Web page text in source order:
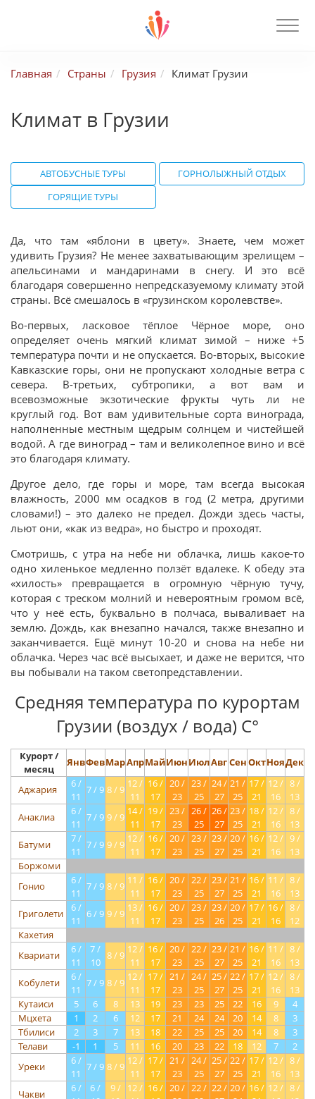
Главная Страны Грузия Климат Грузии
Климат в Грузии
АВТОБУСНЫЕ ТУРЫ
ГОРНОЛЫЖНЫЙ ОТДЫХ
ГОРЯЩИЕ ТУРЫ
Да, что там «яблони в цвету». Знаете, чем может
удивить Грузия? Не менее захватывающим зрелищем –
апельсинами и мандаринами в снегу. И это всё
благодаря совершенно непредсказуемому климату этой
страны. Всё смешалось в «грузинском королевстве».
Во-первых, ласковое тёплое Чёрное море, оно
определяет очень мягкий климат зимой – ниже +5
температура почти и не опускается. Во-вторых, высокие
Кавказские горы, они не пропускают холодные ветра с
севера. В-третьих, субтропики, а вот вам и
всевозможные экзотические фрукты чуть ли не
круглый год. Вот вам удивительные сорта винограда,
наполненные местным щедрым солнцем и чистейшей
водой. А где виноград – там и великолепное вино и всё
это благодаря климату.
Другое дело, где горы и море, там всегда высокая
влажность, 2000 мм осадков в год (2 метра, другими
словами!) – это далеко не предел. Дожди здесь часты,
льют они, «как из ведра», но быстро и проходят.
Смотришь, с утра на небе ни облачка, лишь какое-то
одно хиленькое медленно ползёт вдалеке. К обеду эта
«хилость» превращается в огромную чёрную тучу,
которая с треском молний и невероятным громом всё,
что у неё есть, буквально в полчаса, вываливает на
землю. Дождь, как внезапно начался, также внезапно и
заканчивается. Ещё минут 10-20 и снова на небе ни
облачка. Через час всё высыхает, и даже не верится, что
вы побывали на таком светопредставлении.
Средняя температура по курортам
Грузии (воздух / вода) С°
Курорт /
месяц
ЯнвФевМарАпрМайИюнИюлАвгСенОктНояДек
Аджария
6 /
11
7 / 9 8 / 9 12 /
11
16 /
17
20 /
23
23 /
25
24 /
27
21 /
25
17 /
21
12 /
16
8 /
13
Анаклиа
6 /
11
7 / 9 9 / 9 14 /
11
19 /
17
23 /
23
26 /
25
26 /
27
23 /
25
18 /
21
12 /
16
8 /
13
Батуми
7 /
11
7 / 9 9 / 9 12 /
11
16 /
17
20 /
23
23 /
25
23 /
27
20 /
25
16 /
21
12 /
16
9 /
13
Боржоми
Гонио
6 /
11
7 / 9 8 / 9 11 /
11
16 /
17
20 /
23
22 /
25
23 /
27
21 /
25
16 /
21
11 /
16
8 /
13
Григолети
6 /
11
6 / 9 9 / 9 13 /
11
16 /
17
20 /
23
23 /
25
23 /
26
20 /
25
17 /
21
16 /
16
8 /
12
Кахетия
Квариати
6 /
11
7 /
10
8 / 9 12 /
11
16 /
17
20 /
23
22 /
25
23 /
27
21 /
25
16 /
21
11 /
16
8 /
13
Кобулети
6 /
11
7 / 9 8 / 9 12 /
11
17 /
17
21 /
23
24 /
25
25 /
27
22 /
25
17 /
21
12 /
16
8 /
13
Кутаиси
5 6 8 13 19 23 23 25 22 16 9
4
Мцхета
1 2 6 12 17 21 24 24 20 14 8
3
Тбилиси
2 3 7 13 18 22 25 25 20 14 8
3
Телави
-1 1 5 11 16 20 23 22 18 12 7
2
Уреки
6 /
11
7 / 9 8 / 9 12 /
11
17 /
17
21 /
23
24 /
25
25 /
27
22 /
25
17 /
21
12 /
16
8 /
13
Чакви
6 /
6 /
9 / 12 / 16 / 20 / 22 / 22 / 20 / 16 / 12 / 8 /